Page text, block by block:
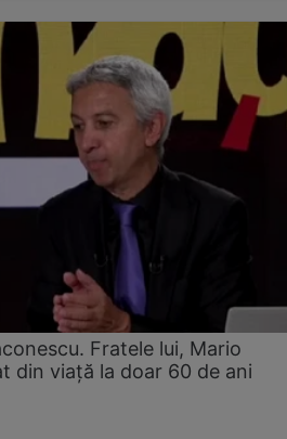
Fratele lui, Mario
din viață la doar 60 de ani